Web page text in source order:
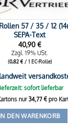
57 / 35 / 12
SEPA-Text
40,90€
Zzgl. 19% USt.
(0,82€/ 1 EC-Rolle)
sofort lieferbar
nur34,77€pro
IN DEN WARENKORB